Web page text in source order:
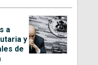
a
y
de